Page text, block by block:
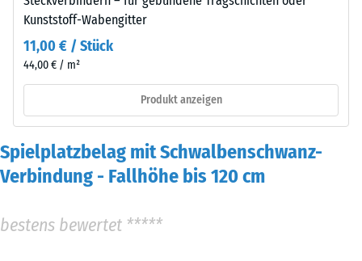
Kunststoff-Wabengitter
11,00 € / Stück
44,00 € / m²
Produkt anzeigen
Spielplatzbelag mit Schwalbenschwanz-
Verbindung - Fallhöhe bis 120 cm
bestens bewertet *****